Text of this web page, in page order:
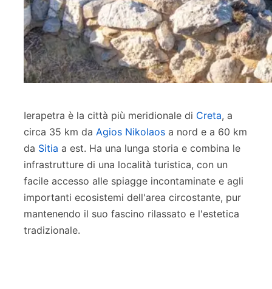
Ierapetra è la città più meridionale di Creta, a
circa 35 km da Agios Nikolaos a nord e a 60 km
da Sitia a est. Ha una lunga storia e combina le
infrastrutture di una località turistica, con un
facile accesso alle spiagge incontaminate e agli
importanti ecosistemi dell'area circostante, pur
mantenendo il suo fascino rilassato e l'estetica
tradizionale.